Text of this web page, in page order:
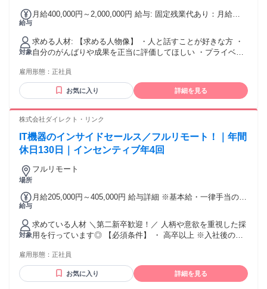
給与
月給400,000円～2,000,000円 給与: 固定残業代あり：月給
￥80,000（42時間相当分）を含む。42時間を超える残業代は
追加で支給する。 ・買取スタッフ 固定給40万＋高額インセン
ティブ 内訳：基本給23万+秘密保持手当4万+営業手当5万+固
定残業代8万固定残業代：42時間分 ※42時間を超えた場合は
年目：1,913万円 3年目：2,019万円 ※それぞれ別の買取スタ
ッフの実績です。 営業職の約98％が年収500万以上。 2人に1
人は、年収1,000万円以上の実績があります ※出張買取営業
（2025年度）。
対象
求める人材: 【求める人物像】 ・人と話すことが好きな方 ・
自分のがんばりや成果を正当に評価してほしい ・プライベー
計、ジュエリーが好きな方 ※髪型・髪色自由、ネイルOK！
（服務規程あり） 【必須条件】 ・高卒以上 ・49歳未満 （例
外事由3号イ：長期キャリア形成を図るため） 第二新卒、20
雇用形態： 正社員
お気に入り 詳細を見る
株式会社ダイレクト・リンク
IT機器のインサイドセールス／フルリモート！｜年間
休日130日｜インセンティブ年4回
場所
フルリモート
給与
月給205,000円～405,000円 給与詳細 ※基本給・一律手当の総
手当】 全員に一律で支払われる通勤・皆勤・家族手当金額：
あり 1ヶ月あたり5000円 全員に一律で支払われるその他手当
金額：なし 【月給】 ￥200,000～￥400,000＋残業代＋インセ
ンティブ（年4回） ※経験・スキルを考慮のうえ決定します
大18%実績あり ●インセンティブ年4回あり ●在宅勤務手当
（月5000円） ●交通費全額支給
対象
求めている人材 ＼第二新卒歓迎！／ 人柄や意欲を重視した採
用を行っています◎ 【必須条件】 ・ 高卒以上 ※入社後の研
ん。 【こんな方におすすめです✨】 ＼1つでも当てはまれば
OK！／ ・営業や接客・販売の経験を活かしたい方（業界・年
数不問） ・成果を正当に評価されたい、しっかり稼ぎたい方
雇用形態： 正社員
お気に入り 詳細を見る